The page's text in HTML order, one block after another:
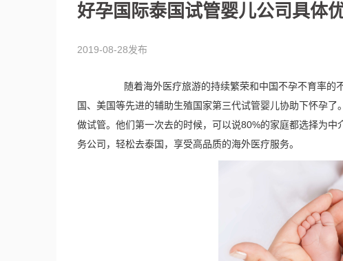
好孕国际泰国试管婴儿公司具体
2019-08-28发布
随着海外医疗旅游的持续繁荣和中国不孕不育率的不
国、美国等先进的辅助生殖国家第三代试管婴儿协助下怀孕
做试管。他们第一次去的时候，可以说80%的家庭都选择为
务公司，轻松去泰国，享受高品质的海外医疗服务。